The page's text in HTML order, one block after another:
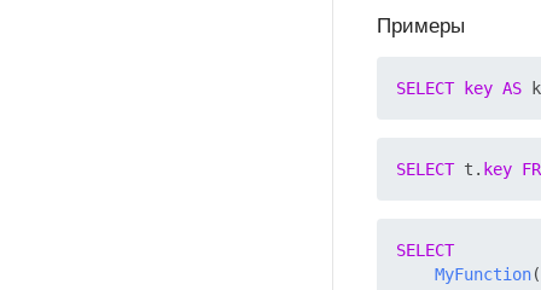
Примеры
SELECT key AS
SELECT t. key
SELECT
MyFunction(